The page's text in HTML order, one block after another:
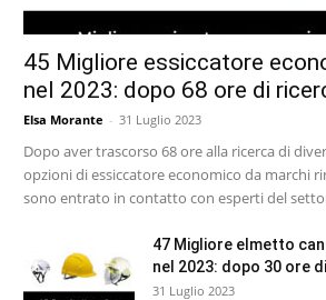
45 Migliore essiccatore
nel 2023: dopo 68 ore di
Elsa Morante - 31 Luglio 2023
Dopo aver trascorso 68 ore alla ricerca di
opzioni di essiccatore economico da marchi
sono entrato in contatto con esperti del
47 Migliore elmetto
nel 2023: dopo 30 ore
31 Luglio 2023